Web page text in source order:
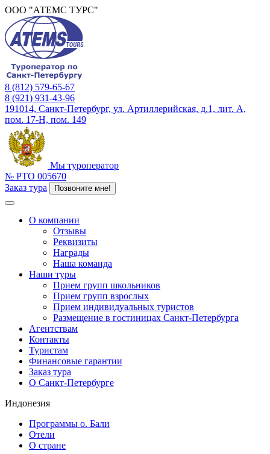
ООО "АТЕМС ТУРС"
8 (812) 579-65-67
8 (921) 931-43-96
191014, Санкт-Петербург, ул. Артиллерийская, д.1, лит. А,
пом. 17-Н, пом. 149
Мы туроператор
№ РТО 005670
Заказ тура
Позвоните мне!
О компании
Отзывы
Реквизиты
Награды
Наша команда
Наши туры
Прием групп школьников
Прием групп взрослых
Прием индивидуальных туристов
Размещение в гостиницах Санкт-Петербурга
Агентствам
Контакты
Туристам
Финансовые гарантии
Заказ тура
О Санкт-Петербурге
Индонезия
Программы о. Бали
Отели
О стране